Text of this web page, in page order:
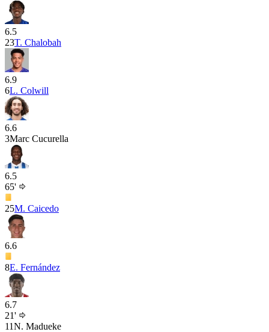
6.5
23T. Chalobah
6.9
6L. Colwill
6.6
3Marc Cucurella
6.5
65'
25M. Caicedo
6.6
8E. Fernández
6.7
21'
11N. Madueke